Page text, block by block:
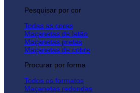
Pesquisar por cor
Todas as cores
Maçanetas de latão
Maçanetas pretas
Maçanetas de cobre
Procurar por forma
Todos os formatos
Maçanetas redondas